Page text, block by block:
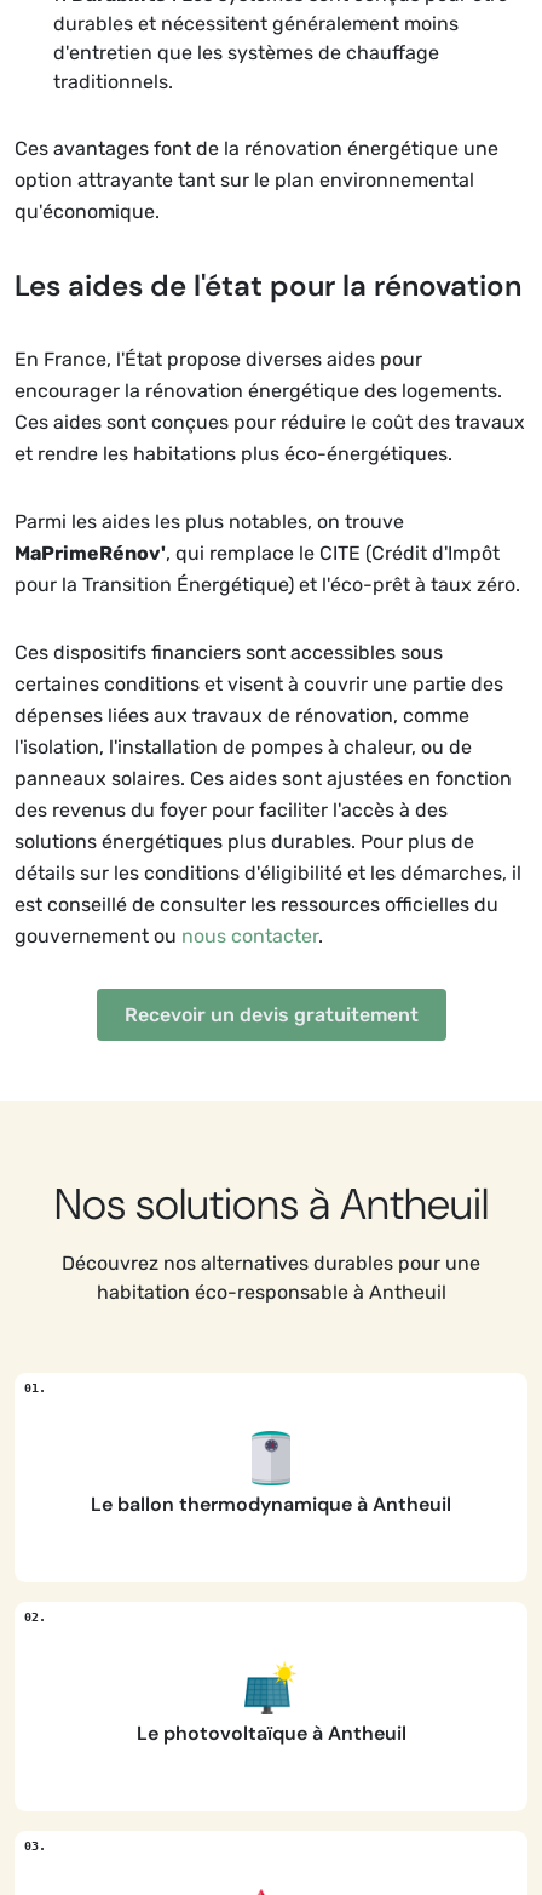
durables et nécessitent généralement moins
d'entretien que les systèmes de chauffage
traditionnels.
Ces avantages font de la rénovation énergétique une
option attrayante tant sur le plan environnemental
qu'économique.
Les aides de l'état pour la rénovation
En France, l'État propose diverses aides pour
encourager la rénovation énergétique des logements.
Ces aides sont conçues pour réduire le coût des travaux
et rendre les habitations plus éco-énergétiques.
Parmi les aides les plus notables, on trouve
MaPrimeRénov', qui remplace le CITE (Crédit d'Impôt
pour la Transition Énergétique) et l'éco-prêt à taux zéro.
Ces dispositifs financiers sont accessibles sous
certaines conditions et visent à couvrir une partie des
dépenses liées aux travaux de rénovation, comme
l'isolation, l'installation de pompes à chaleur, ou de
panneaux solaires. Ces aides sont ajustées en fonction
des revenus du foyer pour faciliter l'accès à des
solutions énergétiques plus durables. Pour plus de
détails sur les conditions d'éligibilité et les démarches, il
est conseillé de consulter les ressources officielles du
gouvernement ou nous contacter.
Recevoir un devis gratuitement
Nos solutions à Antheuil
Découvrez nos alternatives durables pour une
habitation éco-responsable à Antheuil
Le ballon thermodynamique à Antheuil
Le photovoltaïque à Antheuil